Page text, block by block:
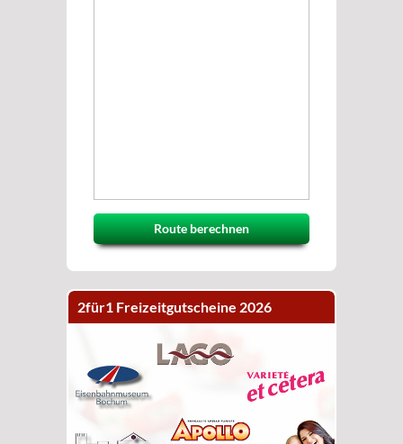
Route berechnen
2für1 Freizeitgutscheine 2026